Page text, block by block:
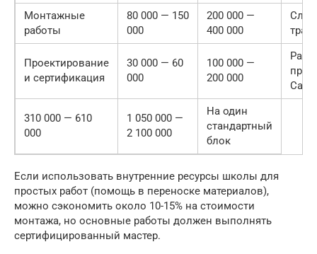
Монтажные
работы
80 000 — 150
000
200 000 —
400 000
Проектирование
и сертификация
30 000 — 60
000
100 000 —
200 000
310 000 — 610
000
1 050 000 —
2 100 000
На один
стандартный
блок
Если использовать внутренние ресурсы школы для
простых работ (помощь в переноске материалов),
можно сэкономить около 10-15% на стоимости
монтажа, но основные работы должен выполнять
сертифицированный мастер.